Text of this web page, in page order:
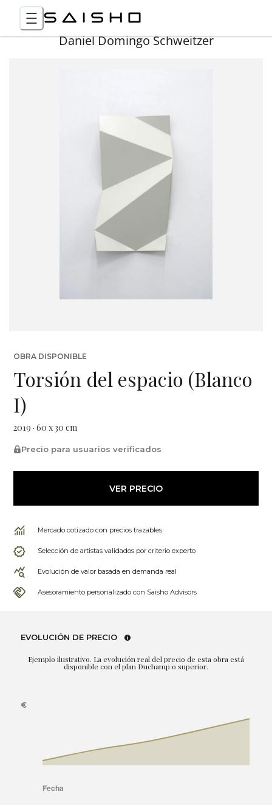
Daniel Domingo Schweitzer
OBRA DISPONIBLE
Torsión del espacio (Blanco
I)
2019 · 60 x 30 cm
Precio para usuarios verificados
VER PRECIO
Mercado cotizado con precios trazables
Selección de artistas validados por criterio experto
Evolución de valor basada en demanda real
Asesoramiento personalizado con Saisho Advisors
EVOLUCIÓN DE PRECIO
Ejemplo ilustrativo. La evolución real del precio de esta obra está
disponible con el plan Duchamp o superior.